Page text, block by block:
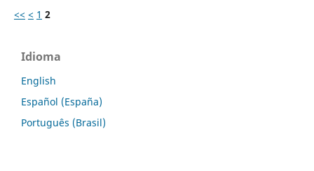
<< < 1 2
Idioma
English
Español (España)
Português (Brasil)